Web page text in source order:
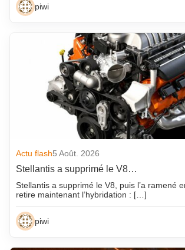
piwi
Actu flash5 Août. 2026
Stellantis a supprimé le V8…
Stellantis a supprimé le V8, puis l’a ramené
retire maintenant l’hybridation : […]
piwi